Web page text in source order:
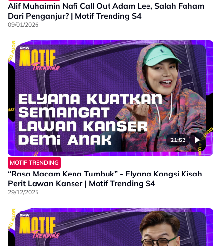
Alif Muhaimin Nafi Call Out Adam Lee, Salah Faham
Dari Penganjur? | Motif Trending S4
09/01/2026
21:52
MOTIF TRENDING
“Rasa Macam Kena Tumbuk” - Elyana Kongsi Kisah
Perit Lawan Kanser | Motif Trending S4
29/12/2025